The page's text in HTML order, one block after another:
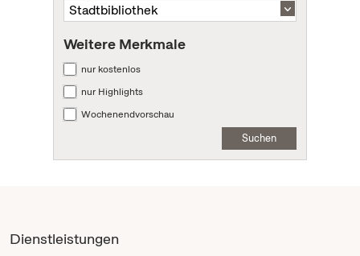
Weitere Merkmale
nur kostenlos
nur Highlights
Wochenendvorschau
Suchen
Dienstleistungen